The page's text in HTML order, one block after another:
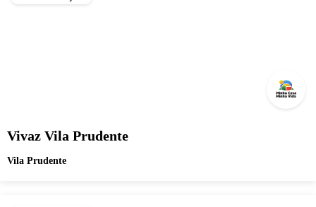
Vivaz Vila Prudente
Vila Prudente